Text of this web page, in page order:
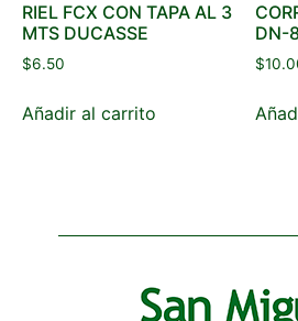
RIEL FCX CON TAPA AL 3
MTS DUCASSE
$6.50
Añadir al carrito
DN-
$